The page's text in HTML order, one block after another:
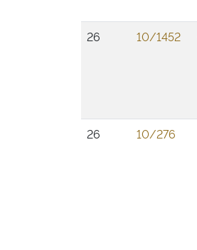
26
10/1452
26
10/276